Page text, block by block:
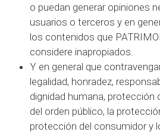
o puedan generar opiniones
usuarios o terceros y en
los contenidos que
considere inapropiados.
Y en general que
legalidad, honradez,
dignidad humana, protección
del orden público, la
protección del consumidor y